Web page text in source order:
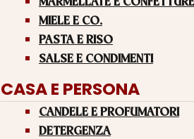
MIELE E CO.
PASTA E RISO
SALSE E CONDIMENTI
CASA E PERSONA
CANDELE E PROFUMATORI
DETERGENZA